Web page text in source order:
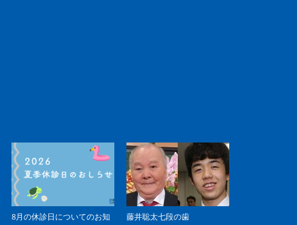
8月の休診日についてのお知
藤井聡太七段の歯